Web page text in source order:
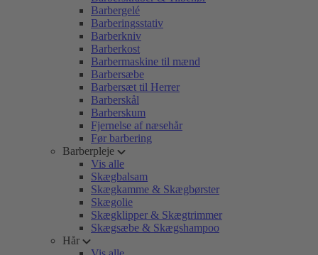
Barbergelé
Barberingsstativ
Barberkniv
Barberkost
Barbermaskine til mænd
Barbersæbe
Barbersæt til Herrer
Barberskål
Barberskum
Fjernelse af næsehår
Før barbering
Barberpleje
Vis alle
Skægbalsam
Skægkamme & Skægbørster
Skægolie
Skægklipper & Skægtrimmer
Skægsæbe & Skægshampoo
Hår